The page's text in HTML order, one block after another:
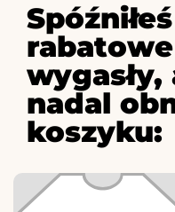
wygasły,
nadal
koszyku: